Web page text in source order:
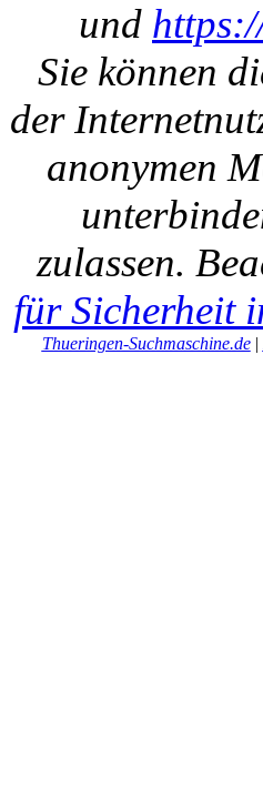
und
Sie können
der
anonymen
zulassen.
für Sicherheit
Thueringen-Suchmaschine.de|